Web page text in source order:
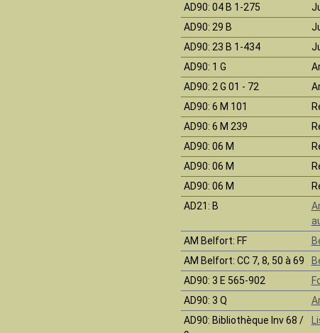
AD90: 04 B 1-275
AD90: 29 B
AD90: 23 B 1-434
AD90: 1 G
AD90: 2 G 01 - 72
AD90: 6 M 101
AD90: 6 M 239
AD90: 06 M
AD90: 06 M
AD90: 06 M
AD21 : B
AM Belfort: FF
AM Belfort: CC 7, 8, 50 à 69
AD90: 3 E 565-902
AD90: 3 Q
AD90: Bibliothèque Inv 68 /